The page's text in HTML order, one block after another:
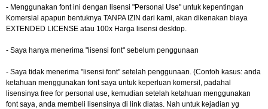
- Menggunakan font ini dengan lisensi "Personal Use" untuk kepentingan
Komersial apapun bentuknya TANPA IZIN dari kami, akan dikenakan biaya
EXTENDED LICENSE atau 100x Harga lisensi desktop.
- Saya hanya menerima "lisensi font" sebelum penggunaan
- Saya tidak menerima "lisensi font" setelah penggunaan. (Contoh kasus: anda
ketahuan menggunakan font saya untuk keperluan komersil, padahal
lisensinya free for personal use, kemudian setelah ketahuan menggunakan
font saya, anda membeli lisensinya di link diatas. Nah untuk kejadian yg